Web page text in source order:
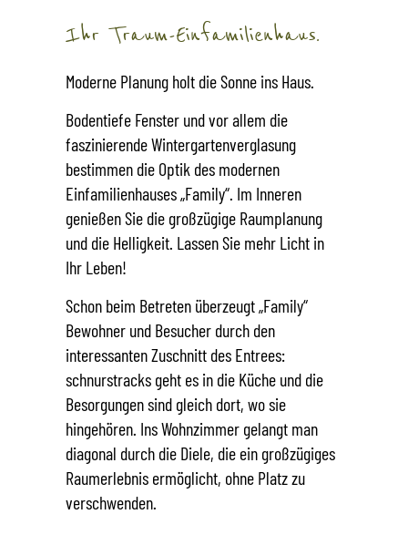
Ihr Traum-Einfamilienhaus.
Moderne Planung holt die Sonne ins Haus.
Bodentiefe Fenster und vor allem die
faszinierende Wintergartenverglasung
bestimmen die Optik des modernen
Einfamilienhauses „Family“. Im Inneren
genießen Sie die großzügige Raumplanung
und die Helligkeit. Lassen Sie mehr Licht in
Ihr Leben!
Schon beim Betreten überzeugt „Family“
Bewohner und Besucher durch den
interessanten Zuschnitt des Entrees:
schnurstracks geht es in die Küche und die
Besorgungen sind gleich dort, wo sie
hingehören. Ins Wohnzimmer gelangt man
diagonal durch die Diele, die ein großzügiges
Raumerlebnis ermöglicht, ohne Platz zu
verschwenden.